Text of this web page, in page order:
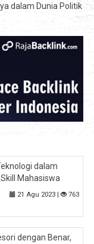
dalam Dunia Politik
dalam
Mahasiswa
21 Agu 2023 | 763
dengan Benar,